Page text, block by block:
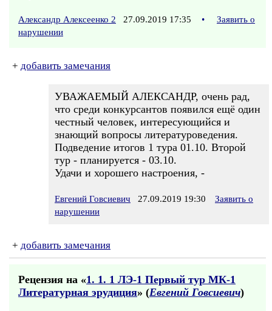
Александр Алексеенко 2 27.09.2019 17:35 •
Заявить о
нарушении
+ добавить замечания
УВАЖАЕМЫЙ АЛЕКСАНДР, очень рад,
что среди конкурсантов появился ещё один
честный человек, интересующийся и
знающий вопросы литературоведения.
Подведение итогов 1 тура 01.10. Второй
тур - планируется - 03.10.
Удачи и хорошего настроения, -
Евгений Говсиевич 27.09.2019 19:30
Заявить о
нарушении
+ добавить замечания
Рецензия на «1. 1. 1 ЛЭ-1 Первый тур МК-1
Литературная эрудиция» (Евгений Говсиевич)